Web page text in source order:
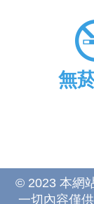
無
© 2023 本網
一切內容僅